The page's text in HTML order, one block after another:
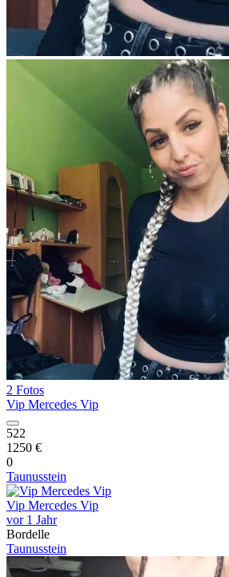
2 Fotos
Vip Mercedes Vip
522
1250 €
0
Taunusstein
Vip Mercedes Vip
vor 1 Jahr
Bordelle
Taunusstein